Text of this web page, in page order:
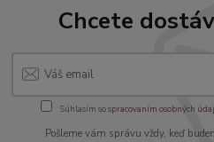
Chcete
Súhlasím sospracovaním osobných
Pošleme vám správu vždy, keď